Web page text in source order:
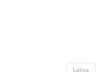
Lalisa